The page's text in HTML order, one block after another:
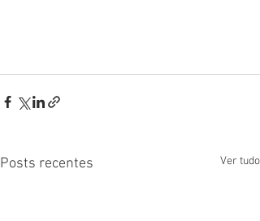
Posts recentes Ver tudo